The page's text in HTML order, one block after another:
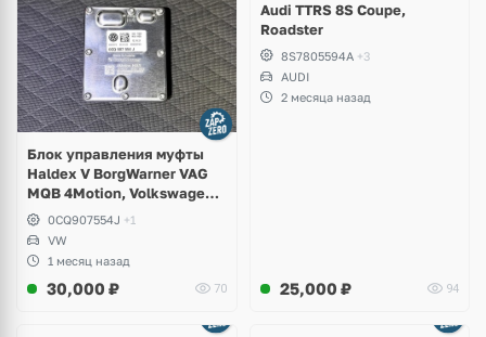
Блок управления муфты
Haldex V BorgWarner VAG
MQB 4Motion, Volkswagen
Tiguan
0CQ907554J +1
VW
1 месяц назад
30,000 ₽ 70
Audi TTRS 8S Coupe,
Roadster
8S7805594A +3
AUDI
2 месяца назад
25,000 ₽ 94